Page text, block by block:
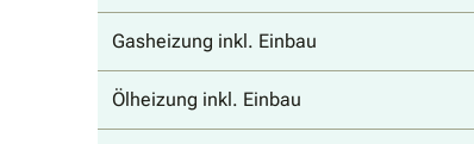
Gasheizung inkl. Einbau
Ölheizung inkl. Einbau